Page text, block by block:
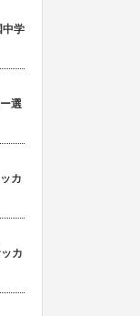
中学
選
カ
カ